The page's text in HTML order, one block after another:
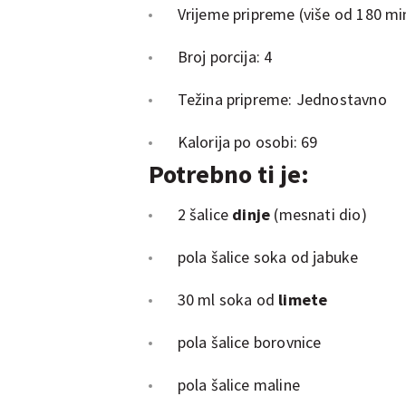
Vrijeme pripreme (više od 180
Broj porcija: 4
Težina pripreme: Jednostavno
Kalorija po osobi: 69
Potrebno ti je:
2 šalice dinje (mesnati dio)
pola šalice soka od jabuke
30 ml soka od limete
pola šalice borovnice
pola šalice maline